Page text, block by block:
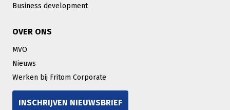
Business development
OVER ONS
MVO
Nieuws
Werken bij Fritom Corporate
INSCHRIJVEN NIEUWSBRIEF